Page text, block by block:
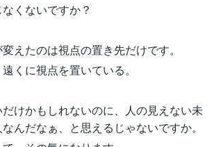
くないですか？
えたのは視点の置き先だけです。
くに視点を置いている。
けかもしれないのに、人の見えない未
んだなぁ、と思えるじゃないですか。